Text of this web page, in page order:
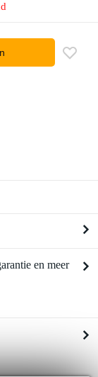
en meer